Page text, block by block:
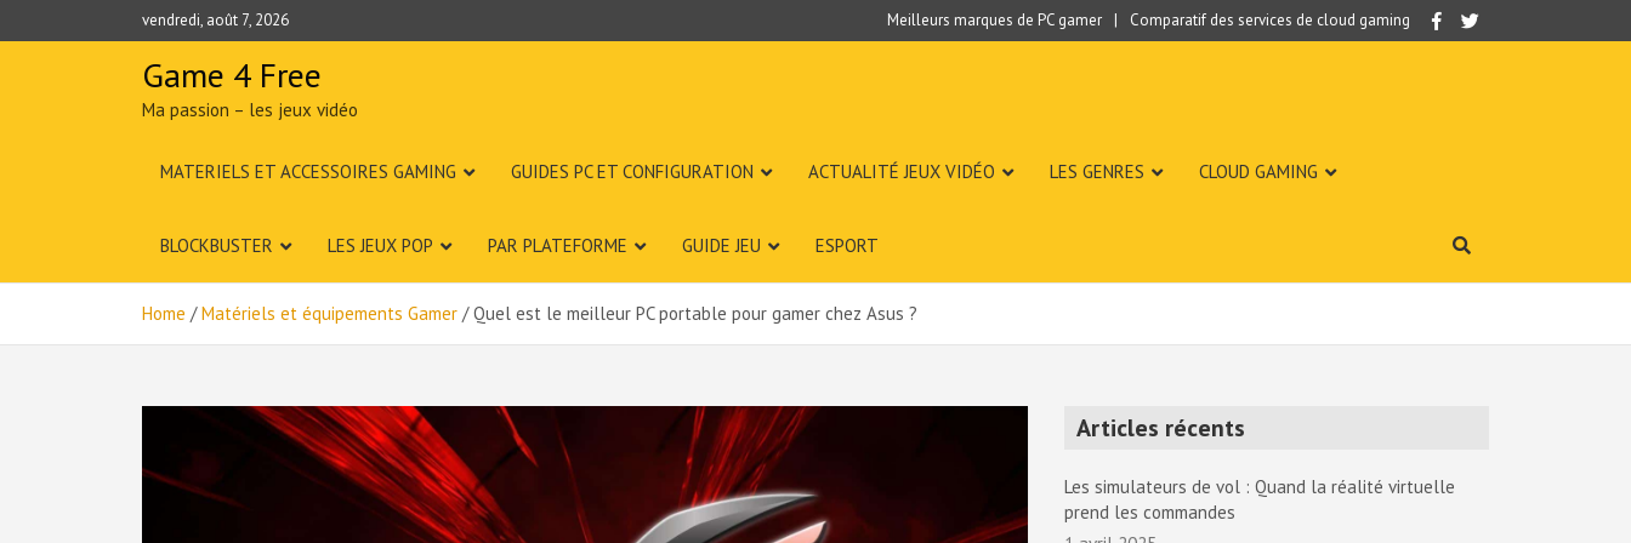
to
vendredi, août 7, 2026 Meilleurs marques de PC gamer Comparatif des services de cloud gaming
Game 4 Free
Ma passion – les jeux vidéo
MATERIELS ET ACCESSOIRES GAMING GUIDES PC ET CONFIGURATION ACTUALITÉ JEUX VIDÉO LES GENRES CLOUD GAMING
BLOCKBUSTER LES JEUX POP PAR PLATEFORME GUIDE JEU ESPORT
Home Matériels et équipements Gamer Quel est le meilleur PC portable pour gamer chez Asus ?
Articles récents
Les simulateurs de vol : Quand la réalité virtuelle
prend les commandes